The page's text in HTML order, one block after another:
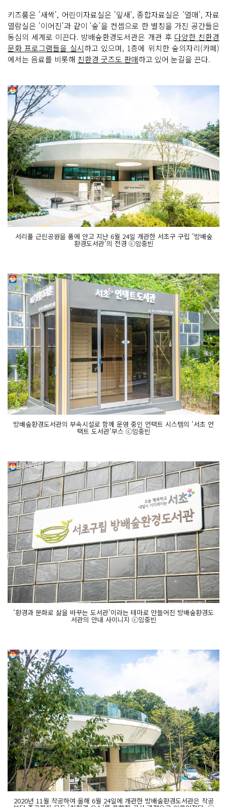
키즈룸은 '새싹', 어린이자료실은 '잎새', 종합자료실은 '열매', 자료
열람실은 '이어진'과 같이 '숲'을 컨셉으로 한 별칭을 가진 공간들은
동심의 세계로 이끈다. 방배숲환경도서관은 개관 후 다양한 친환경
문화 프로그램들을 실시하고 있으며, 1층에 위치한 숲의자리(카페)
에서는 음료를 비롯해 친환경 굿즈도 판매하고 있어 눈길을 끈다.
서리풀 근린공원을 품에 안고 지난 6월 24일 개관한 서초구 구립 '방배숲
환경도서관'의 전경 ⓒ임중빈
방배숲환경도서관의 부속시설로 함께 운영 중인 언택트 시스템의 '서초 언
택트 도서관'부스 ⓒ임중빈
'환경과 문화로 삶을 바꾸는 도서관'이라는 테마로 만들어진 방배숲환경도
서관의 안내 사이니지 ⓒ임중빈
2020년 11월 착공하여 올해 6월 24일에 개관한 방배숲환경도서관은 착공